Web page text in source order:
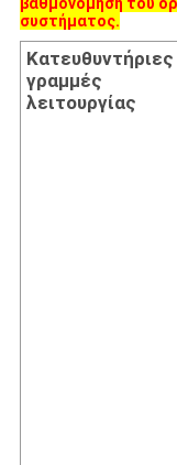
βαθμονόμηση του
συστήματος.
Κατευθυντήριες
γραμμές
λειτουργίας